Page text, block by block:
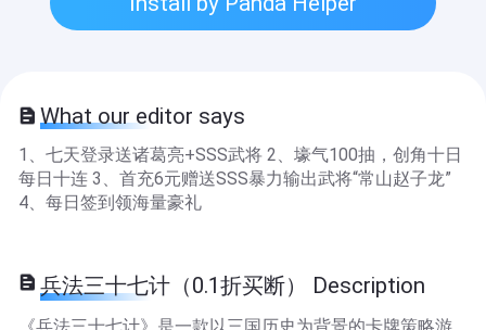
What our editor says
1、七天登录送诸葛亮+SSS武将 2、壕气100抽，创角十日
每日十连 3、首充6元赠送SSS暴力输出武将“常山赵子龙”
4、每日签到领海量豪礼
兵法三十七计（0.1折买断） Description
《兵法三十七计》是一款以三国历史为背景的卡牌策略游